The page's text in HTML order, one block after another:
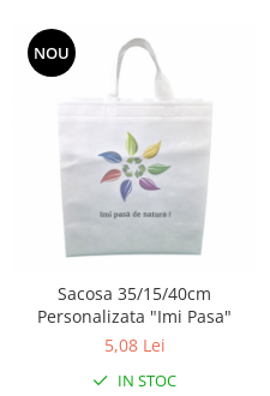
NOU
Sacosa 35/15/40cm
Personalizata "Imi Pasa"
5,08 Lei
IN STOC